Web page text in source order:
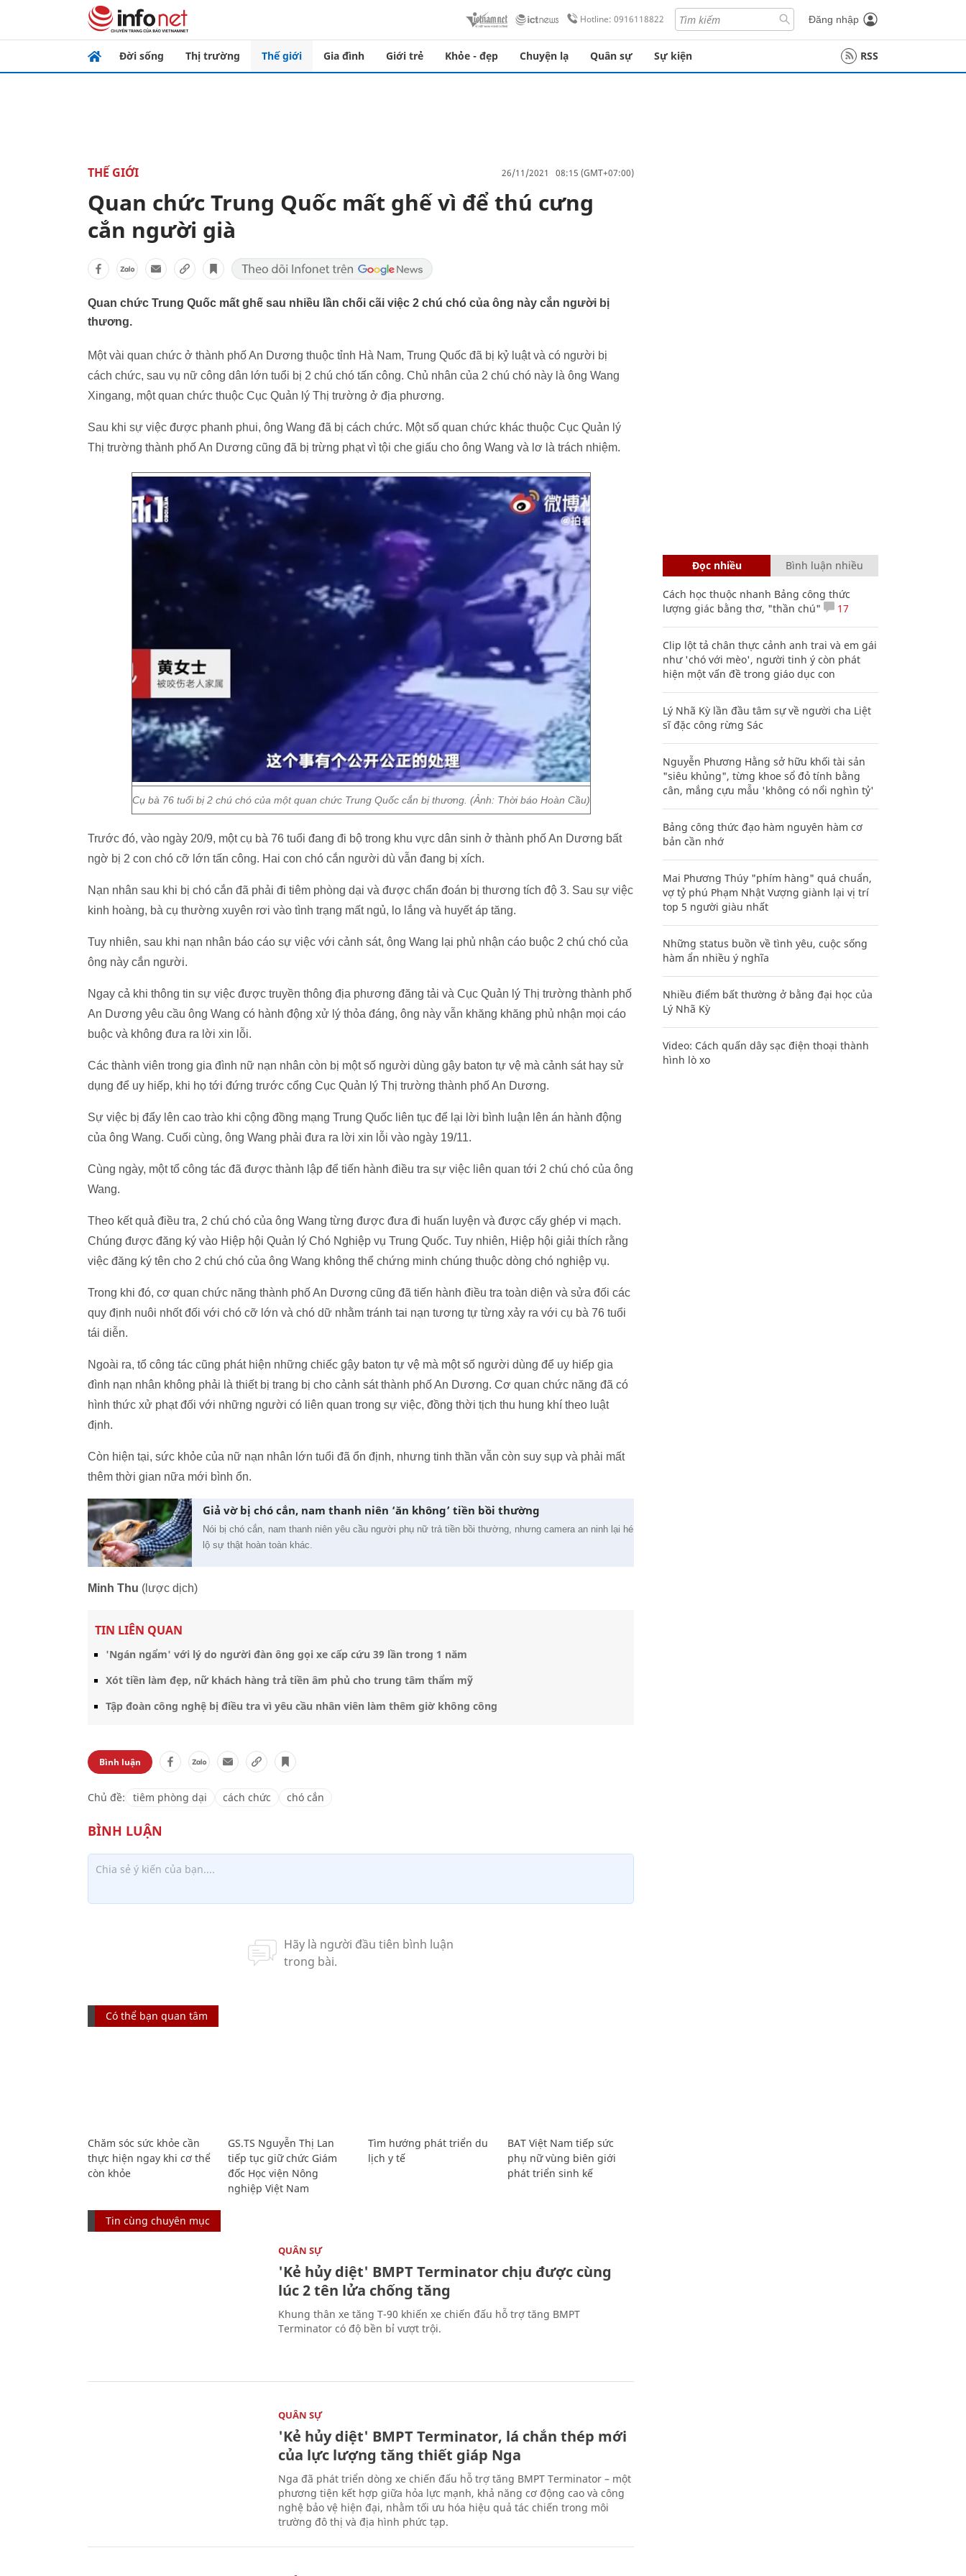
Hotline: 0916118822 Đăng nhập
Đời sống Thị trường Thế giới Gia đình Giới trẻ Khỏe - đẹp Chuyện lạ Quân sự Sự kiện RSS
THẾ GIỚI 26/11/2021 08:15 (GMT+07:00)
Quan chức Trung Quốc mất ghế vì để thú cưng
cắn người già
Quan chức Trung Quốc mất ghế sau nhiều lần chối cãi việc 2 chú chó của ông này cắn người bị
thương.
Một vài quan chức ở thành phố An Dương thuộc tỉnh Hà Nam, Trung Quốc đã bị kỷ luật và có người bị
cách chức, sau vụ nữ công dân lớn tuổi bị 2 chú chó tấn công. Chủ nhân của 2 chú chó này là ông Wang
Xingang, một quan chức thuộc Cục Quản lý Thị trường ở địa phương.
Sau khi sự việc được phanh phui, ông Wang đã bị cách chức. Một số quan chức khác thuộc Cục Quản lý
Thị trường thành phố An Dương cũng đã bị trừng phạt vì tội che giấu cho ông Wang và lơ là trách nhiệm.
Cụ bà 76 tuổi bị 2 chú chó của một quan chức Trung Quốc cắn bị thương. (Ảnh: Thời báo Hoàn Cầu)
Trước đó, vào ngày 20/9, một cụ bà 76 tuổi đang đi bộ trong khu vực dân sinh ở thành phố An Dương bất
ngờ bị 2 con chó cỡ lớn tấn công. Hai con chó cắn người dù vẫn đang bị xích.
Nạn nhân sau khi bị chó cắn đã phải đi tiêm phòng dại và được chẩn đoán bị thương tích độ 3. Sau sự việc
kinh hoàng, bà cụ thường xuyên rơi vào tình trạng mất ngủ, lo lắng và huyết áp tăng.
Tuy nhiên, sau khi nạn nhân báo cáo sự việc với cảnh sát, ông Wang lại phủ nhận cáo buộc 2 chú chó của
ông này cắn người.
Ngay cả khi thông tin sự việc được truyền thông địa phương đăng tải và Cục Quản lý Thị trường thành phố
An Dương yêu cầu ông Wang có hành động xử lý thỏa đáng, ông này vẫn khăng khăng phủ nhận mọi cáo
buộc và không đưa ra lời xin lỗi.
Các thành viên trong gia đình nữ nạn nhân còn bị một số người dùng gậy baton tự vệ mà cảnh sát hay sử
dụng để uy hiếp, khi họ tới đứng trước cổng Cục Quản lý Thị trường thành phố An Dương.
Sự việc bị đẩy lên cao trào khi cộng đồng mạng Trung Quốc liên tục để lại lời bình luận lên án hành động
của ông Wang. Cuối cùng, ông Wang phải đưa ra lời xin lỗi vào ngày 19/11.
Cùng ngày, một tổ công tác đã được thành lập để tiến hành điều tra sự việc liên quan tới 2 chú chó của ông
Wang.
Theo kết quả điều tra, 2 chú chó của ông Wang từng được đưa đi huấn luyện và được cấy ghép vi mạch.
Chúng được đăng ký vào Hiệp hội Quản lý Chó Nghiệp vụ Trung Quốc. Tuy nhiên, Hiệp hội giải thích rằng
việc đăng ký tên cho 2 chú chó của ông Wang không thể chứng minh chúng thuộc dòng chó nghiệp vụ.
Trong khi đó, cơ quan chức năng thành phố An Dương cũng đã tiến hành điều tra toàn diện và sửa đối các
quy định nuôi nhốt đối với chó cỡ lớn và chó dữ nhằm tránh tai nạn tương tự từng xảy ra với cụ bà 76 tuổi
tái diễn.
Ngoài ra, tổ công tác cũng phát hiện những chiếc gậy baton tự vệ mà một số người dùng để uy hiếp gia
đình nạn nhân không phải là thiết bị trang bị cho cảnh sát thành phố An Dương. Cơ quan chức năng đã có
hình thức xử phạt đối với những người có liên quan trong sự việc, đồng thời tịch thu hung khí theo luật
định.
Còn hiện tại, sức khỏe của nữ nạn nhân lớn tuổi đã ổn định, nhưng tinh thần vẫn còn suy sụp và phải mất
thêm thời gian nữa mới bình ổn.
Giả vờ bị chó cắn, nam thanh niên ‘ăn không’ tiền bồi thường
Nói bị chó cắn, nam thanh niên yêu cầu người phụ nữ trả tiền bồi thường, nhưng camera an ninh lại hé
lộ sự thật hoàn toàn khác.
Minh Thu (lược dịch)
TIN LIÊN QUAN
'Ngán ngẩm' với lý do người đàn ông gọi xe cấp cứu 39 lần trong 1 năm
Xót tiền làm đẹp, nữ khách hàng trả tiền âm phủ cho trung tâm thẩm mỹ
Tập đoàn công nghệ bị điều tra vì yêu cầu nhân viên làm thêm giờ không công
Bình luận
Chủ đề: tiêm phòng dại cách chức chó cắn
Có thể bạn quan tâm
Chăm sóc sức khỏe cần
thực hiện ngay khi cơ thể
còn khỏe
GS.TS Nguyễn Thị Lan
tiếp tục giữ chức Giám
đốc Học viện Nông
nghiệp Việt Nam
Tìm hướng phát triển du
lịch y tế
BAT Việt Nam tiếp sức
phụ nữ vùng biên giới
phát triển sinh kế
Tin cùng chuyên mục
QUÂN SỰ
'Kẻ hủy diệt' BMPT Terminator chịu được cùng
lúc 2 tên lửa chống tăng
Khung thân xe tăng T-90 khiến xe chiến đấu hỗ trợ tăng BMPT
Terminator có độ bền bỉ vượt trội.
QUÂN SỰ
'Kẻ hủy diệt' BMPT Terminator, lá chắn thép mới
của lực lượng tăng thiết giáp Nga
Nga đã phát triển dòng xe chiến đấu hỗ trợ tăng BMPT Terminator – một
phương tiện kết hợp giữa hỏa lực mạnh, khả năng cơ động cao và công
nghệ bảo vệ hiện đại, nhằm tối ưu hóa hiệu quả tác chiến trong môi
trường đô thị và địa hình phức tạp.
Đọc nhiều Bình luận nhiều
Cách học thuộc nhanh Bảng công thức
lượng giác bằng thơ, "thần chú"
17
Clip lột tả chân thực cảnh anh trai và em gái
như 'chó với mèo', người tinh ý còn phát
hiện một vấn đề trong giáo dục con
Lý Nhã Kỳ lần đầu tâm sự về người cha Liệt
sĩ đặc công rừng Sác
Nguyễn Phương Hằng sở hữu khối tài sản
"siêu khủng", từng khoe sổ đỏ tính bằng
cân, mắng cựu mẫu 'không có nổi nghìn tỷ'
Bảng công thức đạo hàm nguyên hàm cơ
bản cần nhớ
Mai Phương Thúy "phím hàng" quá chuẩn,
vợ tỷ phú Phạm Nhật Vượng giành lại vị trí
top 5 người giàu nhất
Những status buồn về tình yêu, cuộc sống
hàm ẩn nhiều ý nghĩa
Nhiều điểm bất thường ở bằng đại học của
Lý Nhã Kỳ
Video: Cách quấn dây sạc điện thoại thành
hình lò xo